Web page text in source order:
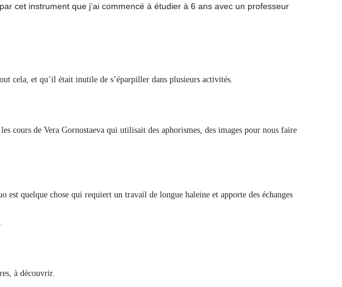
cet instrument que j’ai commencé à étudier à 6 ans avec un professeur
cela, et qu’il était inutile de s’éparpiller dans plusieurs activités.
cours de Vera Gornostaeva qui utilisait des aphorismes, des images pour nous faire
quelque chose qui requiert un travail de longue haleine et apporte des échanges
à découvrir.